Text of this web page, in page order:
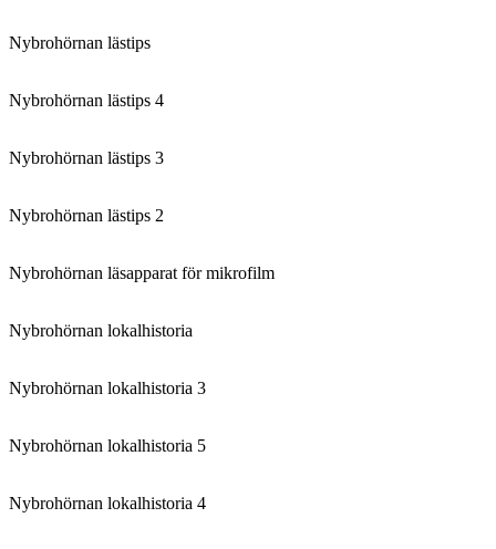
Nybrohörnan lästips
Nybrohörnan lästips 4
Nybrohörnan lästips 3
Nybrohörnan lästips 2
Nybrohörnan läsapparat för mikrofilm
Nybrohörnan lokalhistoria
Nybrohörnan lokalhistoria 3
Nybrohörnan lokalhistoria 5
Nybrohörnan lokalhistoria 4